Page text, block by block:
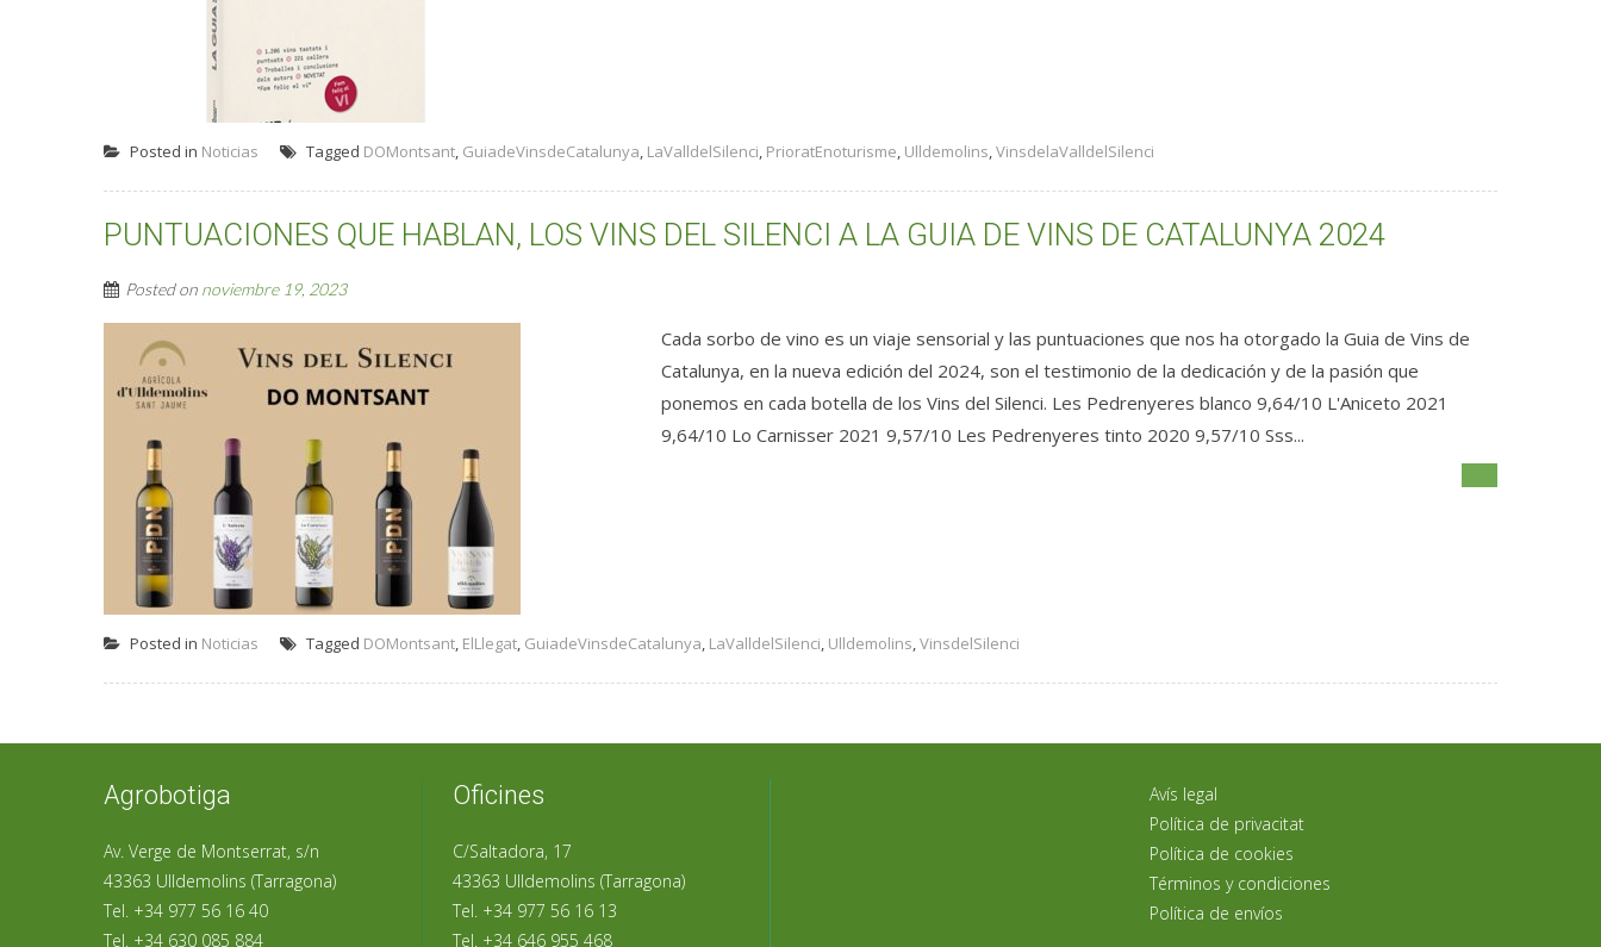
Posted in Noticias Tagged DOMontsant, GuiadeVinsdeCatalunya, LaValldelSilenci, PrioratEnoturisme, Ulldemolins,VinsdelaValldelSilenci
PUNTUACIONES QUE HABLAN, LOS VINS DEL SILENCI A LA GUIA DE VINS DE CATALUNYA 2024
Posted on noviembre 19, 2023
Cada sorbo de vino es un viaje sensorial y las puntuaciones que nos ha otorgado la Guia de Vins de
Catalunya, en la nueva edición del 2024, son el testimonio de la dedicación y de la pasión que
ponemos en cada botella de los Vins del Silenci. Les Pedrenyeres blanco 9,64/10 L'Aniceto 2021
9,64/10 Lo Carnisser 2021 9,57/10 Les Pedrenyeres tinto 2020 9,57/10 Sss...
Posted in Noticias Tagged DOMontsant, ElLlegat, GuiadeVinsdeCatalunya, LaValldelSilenci, Ulldemolins,VinsdelSilenci
Agrobotiga
Av. Verge de Montserrat, s/n
43363 Ulldemolins (Tarragona)
Tel. +34 977 56 16 40
Tel. +34 630 085 884
Oficines
C/Saltadora, 17
43363 Ulldemolins (Tarragona)
Tel. +34 977 56 16 13
Tel. +34 646 955 468
Avís legal
Política de privacitat
Política de cookies
Términos y condiciones
Política de envíos